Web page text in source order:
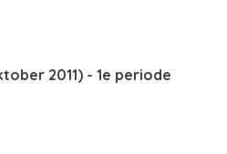
2011) - 1e periode